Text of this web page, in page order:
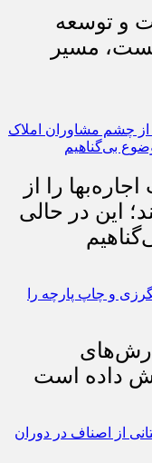
و توسعه
مسیر
را از
این در حالی
داده است